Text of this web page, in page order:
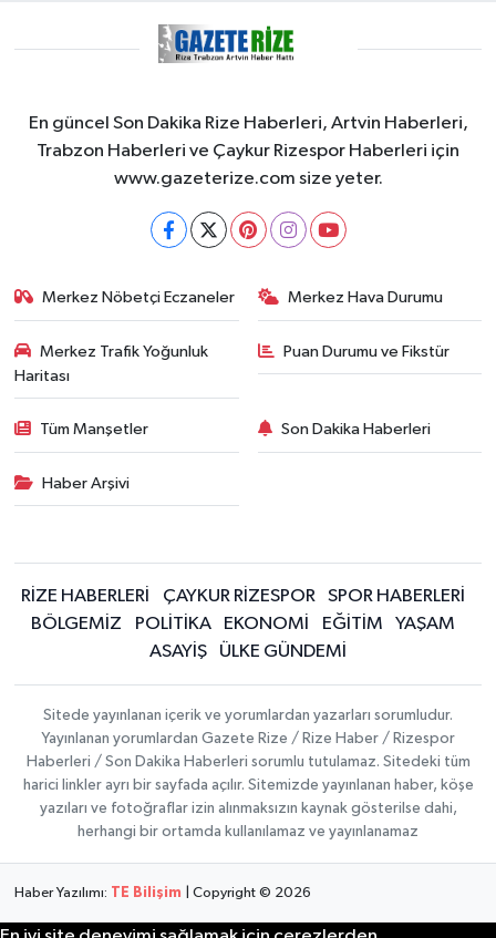
En güncel Son Dakika Rize Haberleri, Artvin Haberleri,
Trabzon Haberleri ve Çaykur Rizespor Haberleri için
www.gazeterize.com size yeter.
Merkez Nöbetçi Eczaneler Merkez Hava Durumu
Merkez Trafik Yoğunluk
Haritası
Puan Durumu ve Fikstür
Tüm Manşetler Son Dakika Haberleri
Haber Arşivi
RİZE HABERLERİ ÇAYKUR RİZESPOR
SPOR HABERLERİ
BÖLGEMİZ
POLİTİKA EKONOMİ EĞİTİM
YAŞAM
ASAYİŞ
ÜLKE GÜNDEMİ
Sitede yayınlanan içerik ve yorumlardan yazarları sorumludur.
Yayınlanan yorumlardan Gazete Rize / Rize Haber / Rizespor
Haberleri / Son Dakika Haberleri sorumlu tutulamaz. Sitedeki tüm
harici linkler ayrı bir sayfada açılır. Sitemizde yayınlanan haber, köşe
yazıları ve fotoğraflar izin alınmaksızın kaynak gösterilse dahi,
herhangi bir ortamda kullanılamaz ve yayınlanamaz
Haber Yazılımı: TE Bilişim | Copyright © 2026